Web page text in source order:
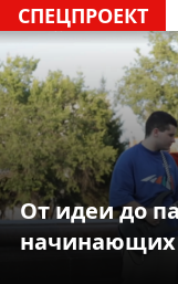
СПЕЦПРОЕКТ
От идеи до
начинающих